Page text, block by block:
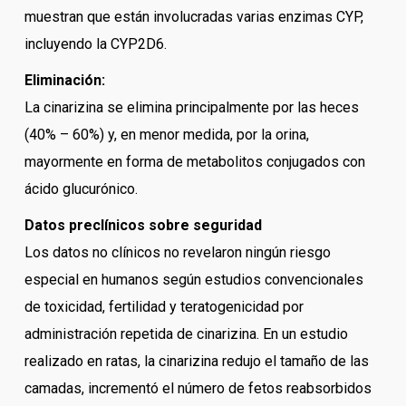
muestran que están involucradas varias enzimas CYP,
incluyendo la CYP2D6.
Eliminación:
La cinarizina se elimina principalmente por las heces
(40% – 60%) y, en menor medida, por la orina,
mayormente en forma de metabolitos conjugados con
ácido glucurónico.
Datos preclínicos sobre seguridad
Los datos no clínicos no revelaron ningún riesgo
especial en humanos según estudios convencionales
de toxicidad, fertilidad y teratogenicidad por
administración repetida de cinarizina. En un estudio
realizado en ratas, la cinarizina redujo el tamaño de las
camadas, incrementó el número de fetos reabsorbidos